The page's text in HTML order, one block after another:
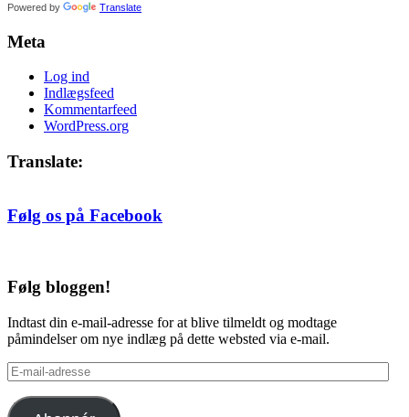
Powered by Translate
Meta
Log ind
Indlægsfeed
Kommentarfeed
WordPress.org
Translate:
Følg os på Facebook
Følg bloggen!
Indtast din e-mail-adresse for at blive tilmeldt og modtage
påmindelser om nye indlæg på dette websted via e-mail.
E-
mail-
adresse